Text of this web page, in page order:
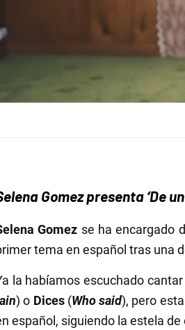
Gomez presenta ‘De
Gomez se ha encargado
tema en español tras una
la habíamos escuchado
) o Dices(Who said), pero
español, siguiendo la estela